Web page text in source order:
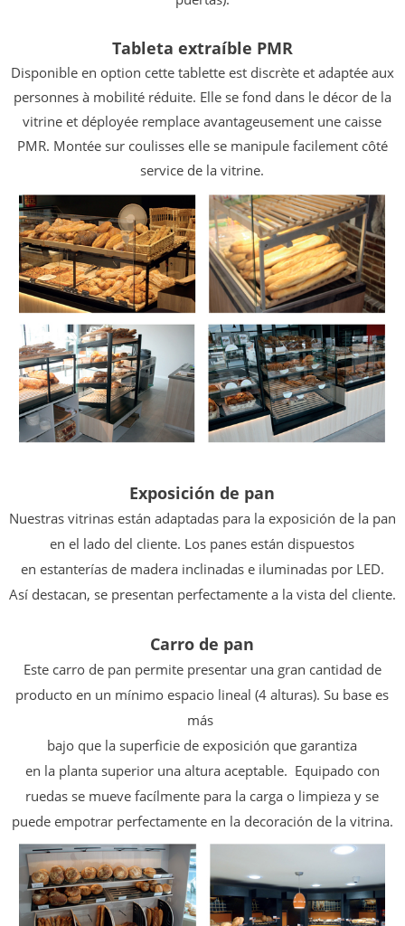
Tableta extraíble PMR
Disponible en option cette tablette est discrète et adaptée aux
personnes à mobilité réduite. Elle se fond dans le décor de la
vitrine et déployée remplace avantageusement une caisse
PMR. Montée sur coulisses elle se manipule facilement côté
service de la vitrine.
Exposición de pan
Nuestras vitrinas están adaptadas para la exposición de la pan
en el lado del cliente. Los panes están dispuestos
en estanterías de madera inclinadas e iluminadas por LED.
Así destacan, se presentan perfectamente a la vista del cliente.
Carro de pan
Este carro de pan permite presentar una gran cantidad de
producto en un mínimo espacio lineal (4 alturas). Su base es
más
bajo que la superficie de exposición que garantiza
en la planta superior una altura aceptable. Equipado con
ruedas se mueve facílmente para la carga o limpieza y se
puede empotrar perfectamente en la decoración de la vitrina.